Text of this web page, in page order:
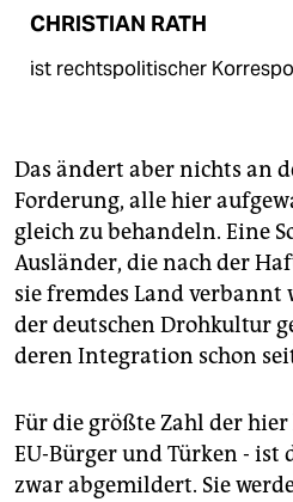
CHRISTIAN RATH
ist rechtspolitischer
Das ändert aber nichts an
Forderung, alle hier
gleich zu behandeln. Eine
Ausländer, die nach der
sie fremdes Land verbannt
der deutschen Drohkultur
deren Integration schon
Für die größte Zahl der
EU-Bürger und Türken - ist
zwar abgemildert. Sie